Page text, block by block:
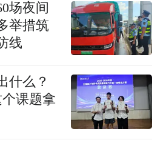
场夜间
举措筑
线
什么？
课题拿